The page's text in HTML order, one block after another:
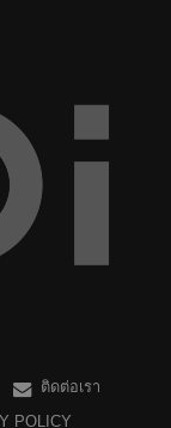
ติดต่อเรา
POLICY